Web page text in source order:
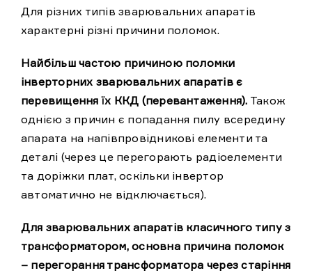
Для різних типів зварювальних апаратів
характерні різні причини поломок.
Найбільш частою причиною поломки
інверторних зварювальних апаратів є
перевищення їх ККД (перевантаження). Також
однією з причин є попадання пилу всередину
апарата на напівпровідникові елементи та
деталі (через це перегорають радіоелементи
та доріжки плат, оскільки інвертор
автоматично не відключається).
Для зварювальних апаратів класичного типу з
трансформатором, основна причина поломок
– перегорання трансформатора через старіння